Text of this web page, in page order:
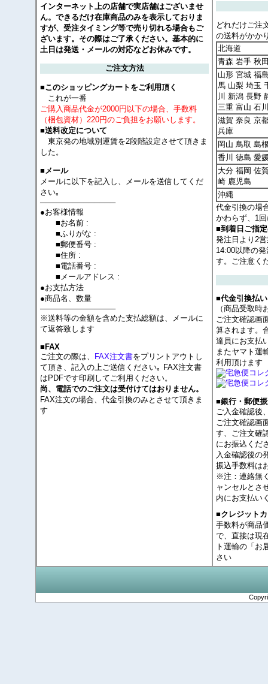
インターネット上の店舗で実店舗はございませ
ん。できるだけ在庫商品のみを表示しておりま
すが、受注タイミング等で売り切れる場合もご
ざいます。その際はご了承ください。基本的に
土日は発送・メールの対応などお休みです。
ご注文方法
■このショッピングカートをご利用頂く
これが一番
ご購入商品代金が2000円以下の場合、手数料
（梱包資材）220円のご負担をお願いします。
■送料改定について
東京発の地域別運賃を2段階設定させて頂きま
した。
■メール
メールに以下を記入し、メールを送信してくだ
さい｡
──────────────
●お客様情報
■お名前 :
■ふりがな :
■郵便番号 :
■住所 :
■電話番号 :
■メールアドレス :
●お支払方法
●商品名、数量
──────────────
※送料等の金額を含めた支払総額は、メールに
て返答致します
■FAX
ご注文の際は、 FAX注文書をプリントアウトし
て頂き、記入の上ご送信ください｡ FAX注文書
はPDFです印刷してご利用ください。
尚、電話でのご注文は受付けてはおりません。
FAX注文の場合、代金引換のみとさせて頂きま
す
どれだけご注
の送料がかか
北海道
青森 岩手 秋
山形 宮城 福
馬 山梨 埼玉
川 新潟 長野
三重 富山 石
滋賀 奈良 京
兵庫
岡山 鳥取 島
香川 徳島 愛
大分 福岡 佐
崎 鹿児島
沖縄
代金引換の場
かわらず、1
■到着日ご指
発注日より2
14:00以降の
す。ご注意く
■代金引換払い
（商品受取時
ご注文確認画
算されます。
達員にお支払
またヤマト運
利用頂けます
■銀行・郵便
ご入金確認後
ご注文確認画
す、ご注文確
にお振込くだ
入金確認後の
振込手数料は
※注：連絡無
ャンセルとさ
内にお支払い
■クレジット
手数料が商品
で、直接は現
ト運輸の「お
さい